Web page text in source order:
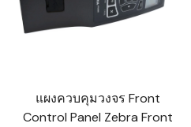
แผงควบคุมวงจร Front
Control Panel Zebra Front